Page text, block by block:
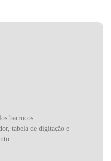
barrocos
tabela de digitação e